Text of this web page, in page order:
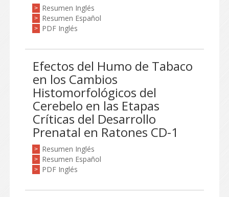
> Resumen Inglés
> Resumen Español
> PDF Inglés
Efectos del Humo de Tabaco
en los Cambios
Histomorfológicos del
Cerebelo en las Etapas
Críticas del Desarrollo
Prenatal en Ratones CD-1
> Resumen Inglés
> Resumen Español
> PDF Inglés